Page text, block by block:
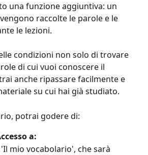
una funzione aggiuntiva: un
raccolte le parole e le
le lezioni.
condizioni non solo di trovare
di cui vuoi conoscere il
anche ripassare facilmente e
su cui hai già studiato.
potrai godere di:
a:
'Il mio vocabolario', che sarà